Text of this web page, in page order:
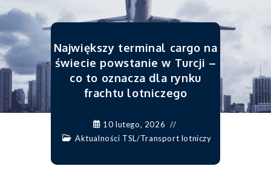
Największy terminal cargo na
świecie powstanie w Turcji –
co to oznacza dla rynku
frachtu lotniczego
10 lutego, 2026
Aktualności TSL/Transport lotniczy